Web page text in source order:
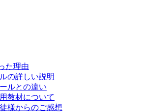
た理由
の詳しい説明
ルとの違い
教材について
様からのご感想